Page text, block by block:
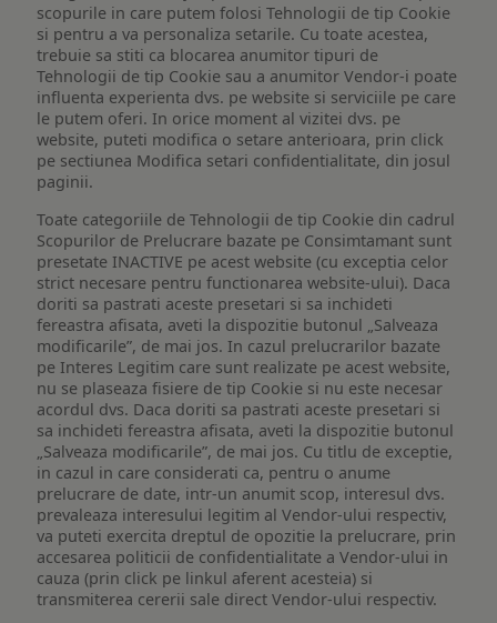
scopurile in care putem folosi Tehnologii de tip Cookie
si pentru a va personaliza setarile. Cu toate acestea,
trebuie sa stiti ca blocarea anumitor tipuri de
Tehnologii de tip Cookie sau a anumitor Vendor-i poate
influenta experienta dvs. pe website si serviciile pe care
le putem oferi. In orice moment al vizitei dvs. pe
website, puteti modifica o setare anterioara, prin click
pe sectiunea Modifica setari confidentialitate, din josul
paginii.
Toate categoriile de Tehnologii de tip Cookie din cadrul
Scopurilor de Prelucrare bazate pe Consimtamant sunt
presetate INACTIVE pe acest website (cu exceptia celor
strict necesare pentru functionarea website-ului). Daca
doriti sa pastrati aceste presetari si sa inchideti
fereastra afisata, aveti la dispozitie butonul „Salveaza
modificarile”, de mai jos. In cazul prelucrarilor bazate
pe Interes Legitim care sunt realizate pe acest website,
nu se plaseaza fisiere de tip Cookie si nu este necesar
acordul dvs. Daca doriti sa pastrati aceste presetari si
sa inchideti fereastra afisata, aveti la dispozitie butonul
„Salveaza modificarile”, de mai jos. Cu titlu de exceptie,
in cazul in care considerati ca, pentru o anume
prelucrare de date, intr-un anumit scop, interesul dvs.
prevaleaza interesului legitim al Vendor-ului respectiv,
va puteti exercita dreptul de opozitie la prelucrare, prin
accesarea politicii de confidentialitate a Vendor-ului in
cauza (prin click pe linkul aferent acesteia) si
transmiterea cererii sale direct Vendor-ului respectiv.